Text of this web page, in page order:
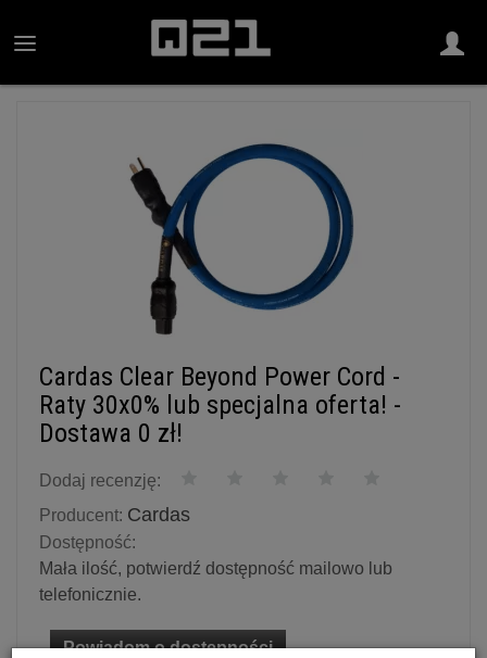
Cardas Clear Beyond Power Cord -
Raty 30x0% lub specjalna oferta! -
Dostawa 0 zł!
Dodaj recenzję:
Producent: Cardas
Dostępność:
Mała ilość, potwierdź dostępność mailowo lub
telefonicznie.
Powiadom o dostępności